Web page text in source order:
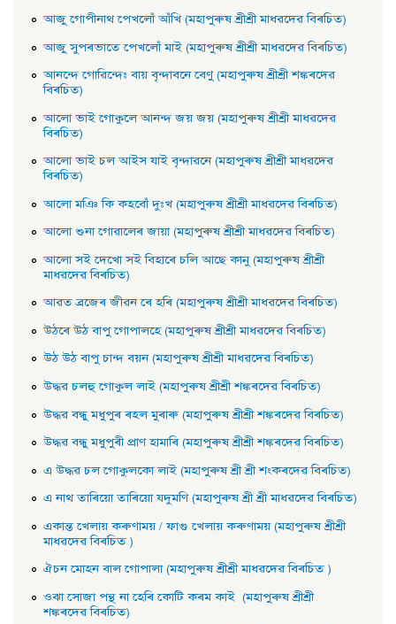
আজু গােপীনাথ পেখলোঁ আঁখি (মহাপুৰুষ শ্ৰীশ্ৰী মাধৱদেৱ বিৰচিত)
আজু সুপৰভাতে পেখলোঁ মাই (মহাপুৰুষ শ্ৰীশ্ৰী মাধৱদেৱ বিৰচিত)
আনন্দে গােৱিন্দেঃ বায় বৃন্দাবনে বেণু (মহাপুৰুষ শ্ৰীশ্ৰী শঙ্কৰদেৱ
বিৰচিত)
আলাে ভাই গােকুলে আনন্দ জয় জয় (মহাপুৰুষ শ্ৰীশ্ৰী মাধৱদেৱ
বিৰচিত)
আলাে ভাই চল আইস যাই বৃন্দাৱনে (মহাপুৰুষ শ্ৰীশ্ৰী মাধৱদেৱ
বিৰচিত)
আলাে মঞি কি কহবোঁ দুঃখ (মহাপুৰুষ শ্ৰীশ্ৰী মাধৱদেৱ বিৰচিত)
আলাে শুনা গােৱালেৰ জায়া (মহাপুৰুষ শ্ৰীশ্ৰী মাধৱদেৱ বিৰচিত)
আলাে সই দেখাে সই বিহাৰে চলি আছে কানু (মহাপুৰুষ শ্ৰীশ্ৰী
মাধৱদেৱ বিৰচিত)
আৱত ব্ৰজেৰ জীৱন ৰে হৰি (মহাপুৰুষ শ্ৰীশ্ৰী মাধৱদেৱ বিৰচিত)
উঠৰে উঠ বাপু গােপালহে (মহাপুৰুষ শ্ৰীশ্ৰী মাধৱদেৱ বিৰচিত)
উঠ উঠ বাপু চান্দ বয়ন (মহাপুৰুষ শ্ৰীশ্ৰী মাধৱদেৱ বিৰচিত)
উদ্ধৱ চলহু গােকুল লাই (মহাপুৰুষ শ্ৰীশ্ৰী শঙ্কৰদেৱ বিৰচিত)
উদ্ধৱ বন্ধু মধুপুৰ ৰহল মুৰাৰু (মহাপুৰুষ শ্ৰীশ্ৰী শঙ্কৰদেৱ বিৰচিত)
উদ্ধৱ বন্ধু মধুপুৰী প্রাণ হামাৰি (মহাপুৰুষ শ্ৰীশ্ৰী শঙ্কৰদেৱ বিৰচিত)
এ উদ্ধৱ চল গােকুলকো লাই (মহাপুৰুষ শ্ৰী শ্ৰী শংকৰদেৱ বিৰচিত)
এ নাথ তাৰিয়াে তাৰিয়াে যদুমণি (মহাপুৰুষ শ্ৰী শ্ৰী মাধৱদেৱ বিৰচিত)
একান্ত খেলায় কৰুণাময় / ফাগু খেলায় কৰুণাময় (মহাপুৰুষ শ্ৰীশ্ৰী
মাধৱদেৱ বিৰচিত )
ঐচন মােহন বাল গােপালা (মহাপুৰুষ শ্ৰীশ্ৰী মাধৱদেৱ বিৰচিত )
ওঝা সােজা পন্থ না হেৰি কোটি কৰম কাই (মহাপুৰুষ শ্ৰীশ্ৰী
শঙ্কৰদেৱ বিৰচিত)